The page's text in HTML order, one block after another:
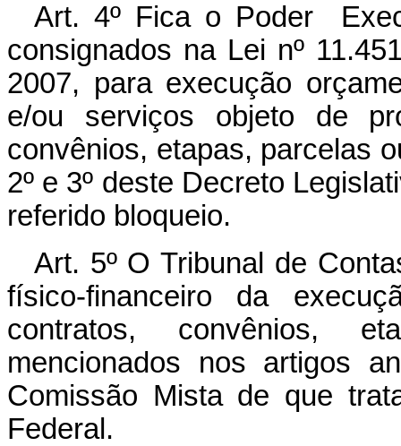
Art. 4ºFica o Poder
consignados na Lei nº
2007, para execução
e/ou serviços objeto de
convênios, etapas, parcelas
2º e 3º deste Decreto
referido bloqueio.
Art. 5ºO Tribunal de
físico-financeiro da
contratos, convênios,
mencionados nos artigos
Comissão Mista de que
Federal.